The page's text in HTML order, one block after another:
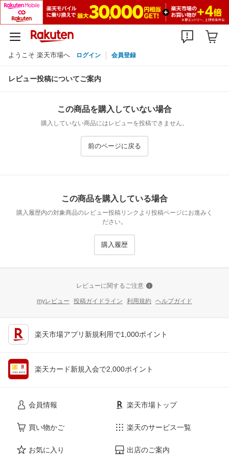
ようこそ 楽天市場へ ログイン 会員登録
レビュー投稿についてご案内
この商品を購入していない場合
購入していない商品にはレビューを投稿できません。
前のページに戻る
この商品を購入している場合
購入履歴内の対象商品のレビュー投稿リンクより投稿ページにお進みく
ださい。
購入履歴
レビューに関するご注意
myレビュー 投稿ガイドライン 利用規約 ヘルプガイド
楽天市場アプリ新規利用で1,000ポイント
楽天カード新規入会で2,000ポイント
会員情報
買い物かご
お気に入り
楽天市場トップ
楽天のサービス一覧
出店のご案内